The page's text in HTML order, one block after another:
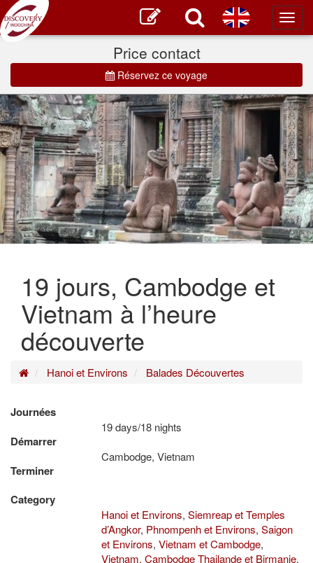
Price contact
Réservez ce voyage
19 jours, Cambodge et
Vietnam à l’heure
découverte
HomeHanoi et Environs Balades Découvertes
Journées
19 days/18 nights
Démarrer
Cambodge, Vietnam
Terminer
Category
Hanoi et Environs, Siemreap et Temples
d’Angkor, Phnompenh et Environs, Saigon
et Environs, Vietnam et Cambodge,
Vietnam, Cambodge Thailande et Birmanie,